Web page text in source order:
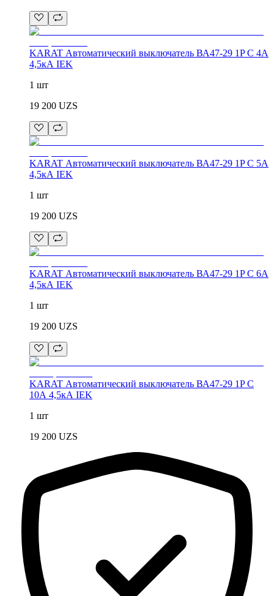
KARAT Автоматический выключатель ВА47-29 1P C 4А
4,5кА IEK
1 шт
19 200 UZS
KARAT Автоматический выключатель ВА47-29 1P C 5А
4,5кА IEK
1 шт
19 200 UZS
KARAT Автоматический выключатель ВА47-29 1P C 6А
4,5кА IEK
1 шт
19 200 UZS
KARAT Автоматический выключатель ВА47-29 1P C
10А 4,5кА IEK
1 шт
19 200 UZS